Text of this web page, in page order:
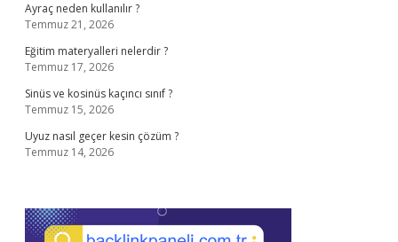
Ayraç neden kullanılır ?
Temmuz 21, 2026
Eğitim materyalleri nelerdir ?
Temmuz 17, 2026
Sinüs ve kosinüs kaçıncı sınıf ?
Temmuz 15, 2026
Uyuz nasıl geçer kesin çözüm ?
Temmuz 14, 2026